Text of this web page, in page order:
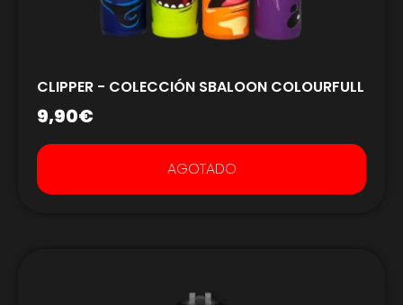
CLIPPER - COLECCIÓN SBALOON COLOURFULL
9,90€
AGOTADO